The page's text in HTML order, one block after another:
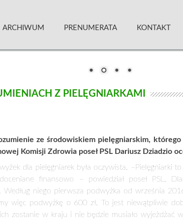
ARCHIWUM PRENUMERATA KONTAKT
Z PIELĘGNIARKAMI
ze środowiskiem pielęgniarskim,
Komisji Zdrowia poseł PSL Dariusz Dziadzio
dla pielęgniarek była oczywista. –Pielęgniarki
finansowo – powiedział poseł PSL.
Według niego pierwsza podwyżka od września
więc podwyżkę o 600 zł. To jest niewątpliwie
zostanie w kraju i nie będzie musiało wyjeżdżać